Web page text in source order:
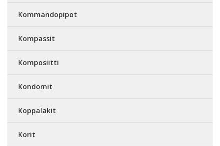
Kommandopipot
Kompassit
Komposiitti
Kondomit
Koppalakit
Korit